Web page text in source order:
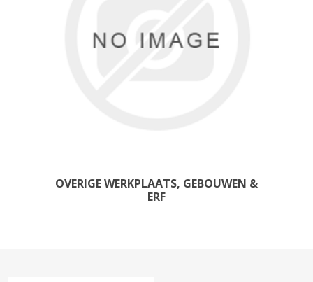
OVERIGE WERKPLAATS, GEBOUWEN &
ERF